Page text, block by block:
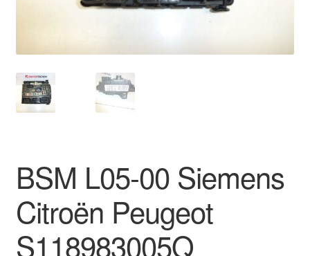
Politique de confidentialité
Procédure de Réclamation
BSM L05-00 Siemens
Citroën Peugeot
S118983005Q